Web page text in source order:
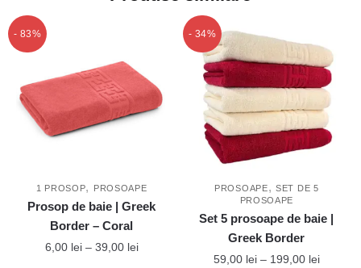
- 83%
1 PROSOP, PROSOAPE
Prosop de baie | Greek
Border – Coral
6,00 lei – 39,00 leiInterval
- 34%
PROSOAPE,SET DE 5
PROSOAPE
Set 5 prosoape de baie |
Greek Border
59,00 lei – 199,00 leiInterval